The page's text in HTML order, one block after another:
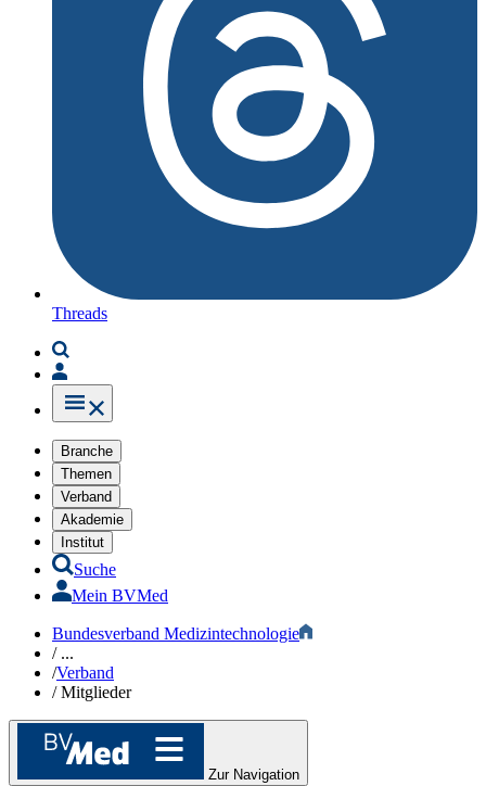
Threads
Branche
Themen
Verband
Akademie
Institut
Suche
Mein BVMed
Bundesverband Medizintechnologie
/...
/Verband
/Mitglieder
Zur Navigation